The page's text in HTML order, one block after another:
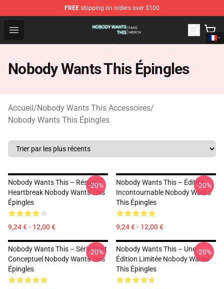
FREE shipping on orders over $100
Open menu
Nobody Wants This Shop - Official Nobody Wants This
Nobody Wants This Épingles
Accueil/Nobody Wants This Accessoires/
Nobody Wants This Épingles
Nobody Wants This – Résumé
Heartbreak Nobody Wants This
Épingles
9,24 € - 12,00 €
-20%
Nobody Wants This – Édition
Incontournable Nobody Wants
This Épingles
9,24 € - 12,00 €
-20%
Nobody Wants This – Série D'art
Conceptuel Nobody Wants This
Épingles
-20%
Nobody Wants This – Une
Édition Limitée Nobody Wants
This Épingles
-20%